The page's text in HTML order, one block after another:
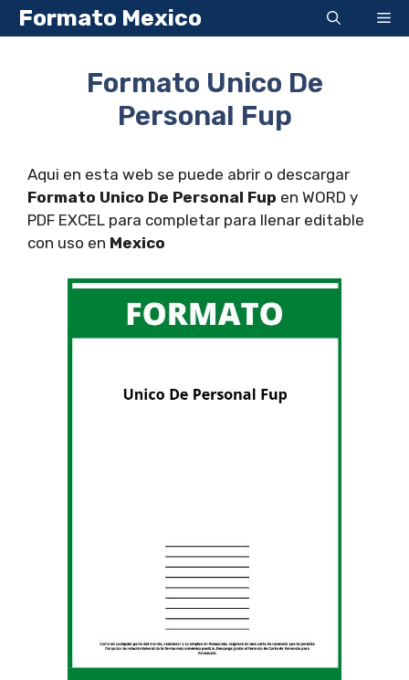
Saltar
al
Formato Mexico
Formato Unico De
Personal Fup
Aqui en esta web se puede abrir o descargar
Formato Unico De Personal Fup en WORD y
PDF EXCEL para completar para llenar editable
con uso en Mexico